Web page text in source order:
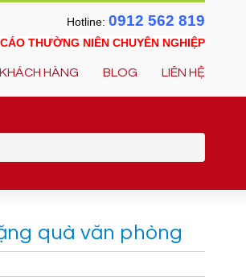
Hotline: 0912 562 819
THƯỜNG NIÊN CHUYÊN NGHIỆP
KHÁCH HÀNG BLOG LIÊN HỆ
quà văn phòng